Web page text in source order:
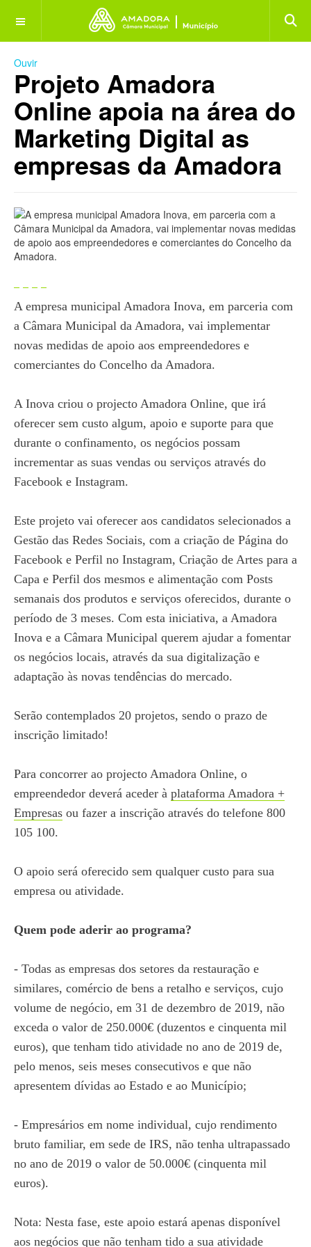
OFF CANVAS
Ouvir
Projeto Amadora
Online apoia na área do
Marketing Digital as
empresas da Amadora
A empresa municipal Amadora Inova, em parceria com
a Câmara Municipal da Amadora, vai implementar
novas medidas de apoio aos empreendedores e
comerciantes do Concelho da Amadora.
A Inova criou o projecto Amadora Online, que irá
oferecer sem custo algum, apoio e suporte para que
durante o confinamento, os negócios possam
incrementar as suas vendas ou serviços através do
Facebook e Instagram.
Este projeto vai oferecer aos candidatos selecionados a
Gestão das Redes Sociais, com a criação de Página do
Facebook e Perfil no Instagram, Criação de Artes para a
Capa e Perfil dos mesmos e alimentação com Posts
semanais dos produtos e serviços oferecidos, durante o
período de 3 meses. Com esta iniciativa, a Amadora
Inova e a Câmara Municipal querem ajudar a fomentar
os negócios locais, através da sua digitalização e
adaptação às novas tendências do mercado.
Serão contemplados 20 projetos, sendo o prazo de
inscrição limitado!
Para concorrer ao projecto Amadora Online, o
empreendedor deverá aceder à plataforma Amadora +
Empresas ou fazer a inscrição através do telefone 800
105 100.
O apoio será oferecido sem qualquer custo para sua
empresa ou atividade.
Quem pode aderir ao programa?
- Todas as empresas dos setores da restauração e
similares, comércio de bens a retalho e serviços, cujo
volume de negócio, em 31 de dezembro de 2019, não
exceda o valor de 250.000€ (duzentos e cinquenta mil
euros), que tenham tido atividade no ano de 2019 de,
pelo menos, seis meses consecutivos e que não
apresentem dívidas ao Estado e ao Município;
- Empresários em nome individual, cujo rendimento
bruto familiar, em sede de IRS, não tenha ultrapassado
no ano de 2019 o valor de 50.000€ (cinquenta mil
euros).
Nota: Nesta fase, este apoio estará apenas disponível
aos negócios que não tenham tido a sua atividade